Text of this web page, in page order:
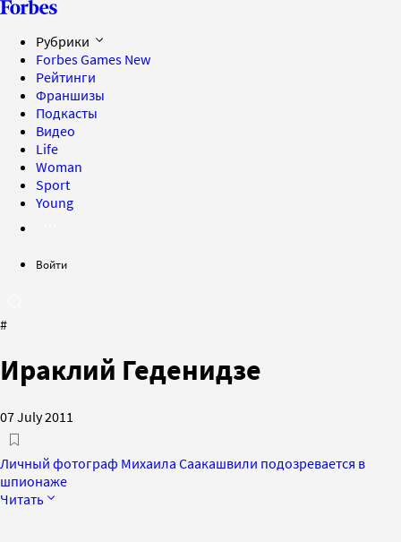
Рубрики
Forbes Games New
Рейтинги
Франшизы
Подкасты
Видео
Life
Woman
Sport
Young
Войти
#
Ираклий Геденидзе
07 July 2011
Личный фотограф Михаила Саакашвили подозревается в
шпионаже
Читать